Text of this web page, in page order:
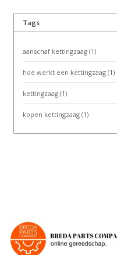
Tags
aanschaf kettingzaag (1)
hoe werkt een kettingzaag (1)
kettingzaag (1)
kopen kettingzaag (1)